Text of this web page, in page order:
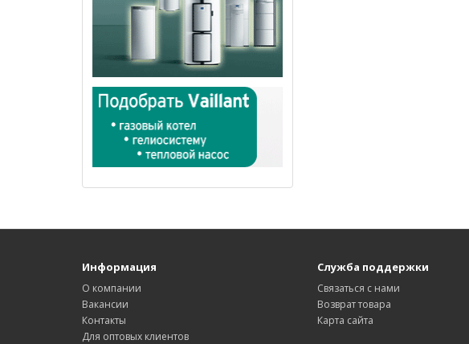
Информация
О компании
Вакансии
Контакты
Для оптовых клиентов
Служба поддержки
Связаться с нами
Возврат товара
Карта сайта